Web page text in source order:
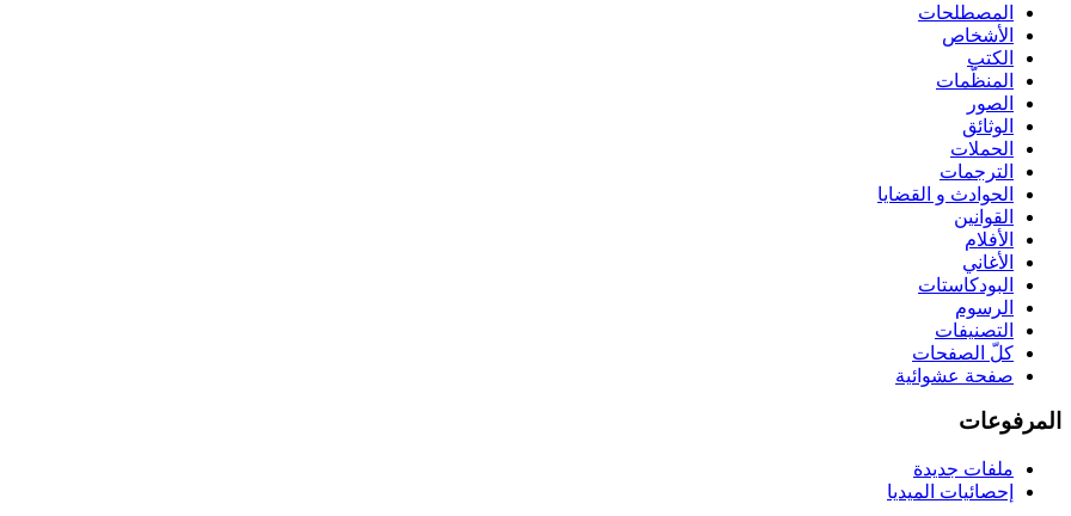
المصطلحات
الأشخاص
الكتب
المنظّمات
الصور
الوثائق
الحملات
الترجمات
الحوادث و القضايا
القوانين
الأفلام
الأغاني
البودكاستات
الرسوم
التصنيفات
كلّ الصفحات
صفحة عشوائية
المرفوعات
ملفات جديدة
إحصائيات الميديا